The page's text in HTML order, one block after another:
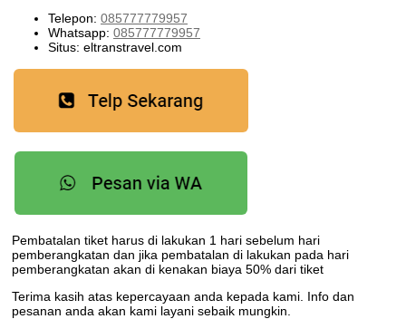
Telepon: 085777779957
Whatsapp: 085777779957
Situs: eltranstravel.com
Pembatalan tiket harus di lakukan 1 hari sebelum hari
pemberangkatan dan jika pembatalan di lakukan pada hari
pemberangkatan akan di kenakan biaya 50% dari tiket
Terima kasih atas kepercayaan anda kepada kami. Info dan
pesanan anda akan kami layani sebaik mungkin.